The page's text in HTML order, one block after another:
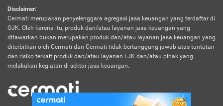
Disclaimer:
Cermati merupakan penyelenggara agregasi jasa keuangan yang terdaftar di
OJK. Oleh karena itu, produk dan/atau layanan jasa keuangan yang
ditawarkan bukan merupakan produk dan/atau layanan jasa keuangan yang
diterbitkan oleh Cermati dan Cermati tidak bertanggung jawab atas tuntutan
dan risiko terkait produk dan/atau layanan LJK dan/atau pihak yang
melakukan kegiatan di sektor jasa keuangan.